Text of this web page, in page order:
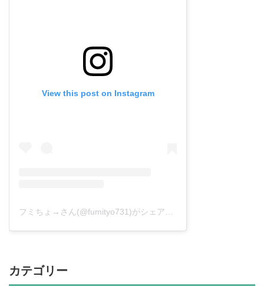
View this post on Instagram
フミちょ→さん(@fumityo731)がシェアした投稿
カテゴリー